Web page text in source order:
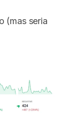
(mas seria